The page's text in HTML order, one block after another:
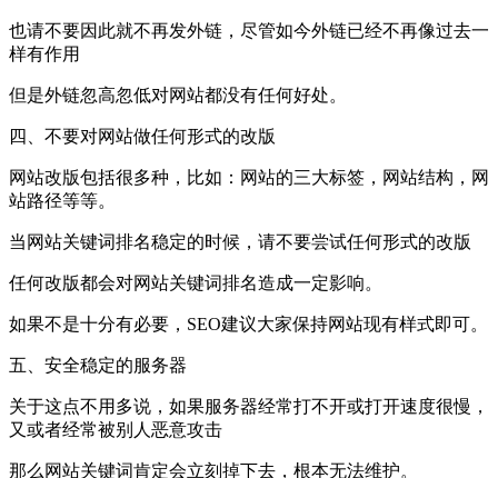
也请不要因此就不再发外链，尽管如今外链已经不再像过去一
样有作用
但是外链忽高忽低对网站都没有任何好处。
四、不要对网站做任何形式的改版
网站改版包括很多种，比如：网站的三大标签，网站结构，网
站路径等等。
当网站关键词排名稳定的时候，请不要尝试任何形式的改版
任何改版都会对网站关键词排名造成一定影响。
如果不是十分有必要，SEO建议大家保持网站现有样式即可。
五、安全稳定的服务器
关于这点不用多说，如果服务器经常打不开或打开速度很慢，
又或者经常被别人恶意攻击
那么网站关键词肯定会立刻掉下去，根本无法维护。